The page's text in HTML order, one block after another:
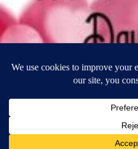
Soft Pink Makeup for Valentine΄s Day!